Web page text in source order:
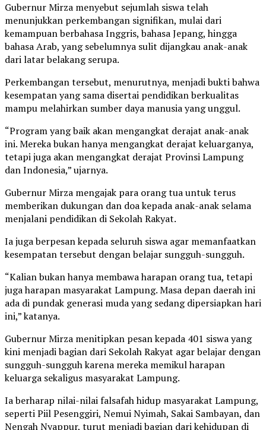
Gubernur Mirza menyebut sejumlah siswa telah
menunjukkan perkembangan signifikan, mulai dari
kemampuan berbahasa Inggris, bahasa Jepang, hingga
bahasa Arab, yang sebelumnya sulit dijangkau anak-anak
dari latar belakang serupa.
Perkembangan tersebut, menurutnya, menjadi bukti bahwa
kesempatan yang sama disertai pendidikan berkualitas
mampu melahirkan sumber daya manusia yang unggul.
“Program yang baik akan mengangkat derajat anak-anak
ini. Mereka bukan hanya mengangkat derajat keluarganya,
tetapi juga akan mengangkat derajat Provinsi Lampung
dan Indonesia,” ujarnya.
Gubernur Mirza mengajak para orang tua untuk terus
memberikan dukungan dan doa kepada anak-anak selama
menjalani pendidikan di Sekolah Rakyat.
Ia juga berpesan kepada seluruh siswa agar memanfaatkan
kesempatan tersebut dengan belajar sungguh-sungguh.
“Kalian bukan hanya membawa harapan orang tua, tetapi
juga harapan masyarakat Lampung. Masa depan daerah ini
ada di pundak generasi muda yang sedang dipersiapkan hari
ini,” katanya.
Gubernur Mirza menitipkan pesan kepada 401 siswa yang
kini menjadi bagian dari Sekolah Rakyat agar belajar dengan
sungguh-sungguh karena mereka memikul harapan
keluarga sekaligus masyarakat Lampung.
Ia berharap nilai-nilai falsafah hidup masyarakat Lampung,
seperti Piil Pesenggiri, Nemui Nyimah, Sakai Sambayan, dan
Nengah Nyappur, turut menjadi bagian dari kehidupan di